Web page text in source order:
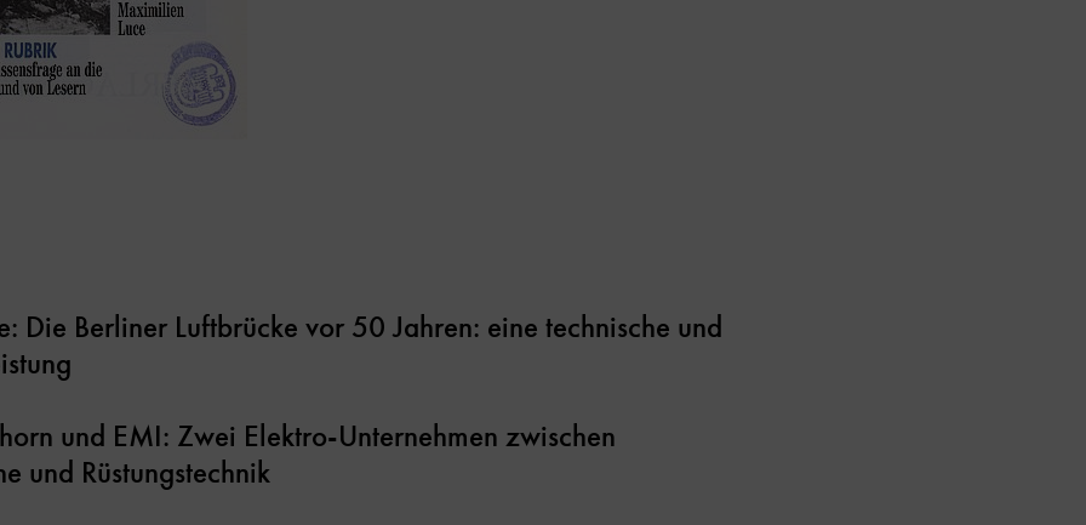
Die Berliner Luftbrücke vor 50 Jahren: eine technische und
und EMI: Zwei Elektro-Unternehmen zwischen
und Rüstungstechnik